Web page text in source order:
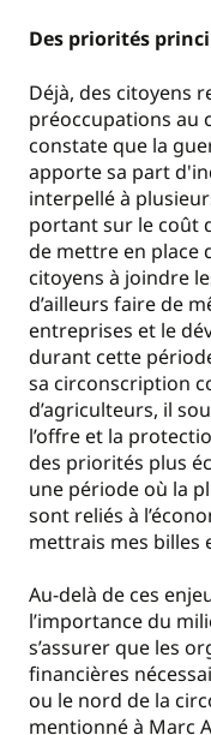
Des priorités
Déjà, des citoyens
préoccupations au
constate que la
apporte sa part
interpellé à
portant sur le coût
de mettre en place
citoyens à joindre
d’ailleurs faire de
entreprises et le
durant cette
sa circonscription
d’agriculteurs, il
l’offre et la
des priorités plus
une période où la
sont reliés à
mettrais mes billes
Au-delà de ces
l’importance du
s’assurer que les
financières
ou le nord de la
mentionné à Marc